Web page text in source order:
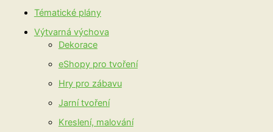
Tématické plány
Výtvarná výchova
Dekorace
eShopy pro tvoření
Hry pro zábavu
Jarní tvoření
Kreslení, malování